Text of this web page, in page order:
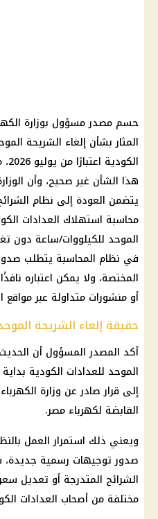
حسم مصدر مسؤول بوزارة
المثار بشأن إلغاء الشريحة
هذا الشأن غير صحيح، وأن
يتضمن العودة إلى نظام
محاسبة استهلاك العدادات
الموحد للكيلووات/ساعة دون
في نظام المحاسبة يتطلب
المختصة، ولا يمكن اعتباره
أو منشورات متداولة عبر مواقع
حقيقة إلغاء الشريحة
أكد المصدر المسؤول أن
الموحد للعدادات الكودية
إلى قرار صادر عن وزارة
القابضة لكهرباء مصر.
ويعني ذلك استمرار العمل
صدور توجيهات رسمية جديدة،
الشرائح المتدرجة أو تعديل
مختلفة من أصحاب العدادات